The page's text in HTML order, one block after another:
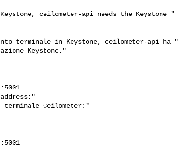
ceilometer-api needs the Keystone "
terminale in Keystone, ceilometer-api ha "
Keystone."
Ceilometer:"